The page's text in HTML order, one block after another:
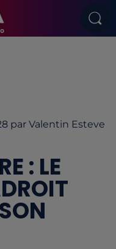
par Valentin Esteve
: LE